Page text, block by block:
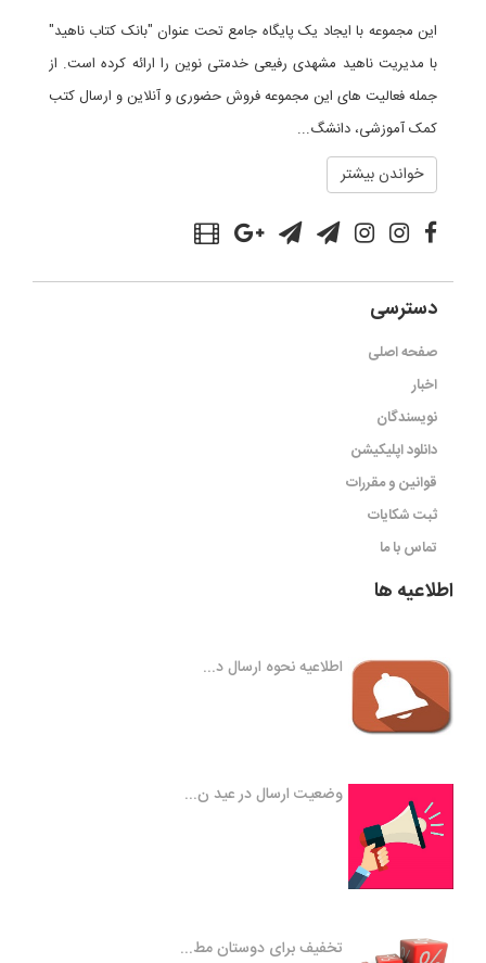
این مجموعه با ایجاد یک پایگاه جامع تحت عنوان "بانک کتاب ناهید"
با مدیریت ناهید مشهدی رفیعی خدمتی نوین را ارائه کرده است. از
جمله فعالیت های این مجموعه فروش حضوری و آنلاین و ارسال کتب
کمک آموزشی، دانشگ...
خواندن بیشتر
دسترسی
صفحه اصلی
اخبار
نویسندگان
دانلود اپلیکیشن
قوانین و مقررات
ثبت شکایات
تماس با ما
اطلاعیه ها
اطلاعیه نحوه ارسال د...
وضعیت ارسال در عید ن...
تخفیف برای دوستان مط...